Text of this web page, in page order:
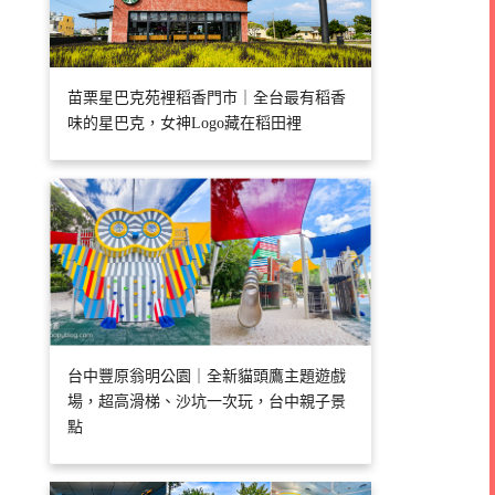
苗栗星巴克苑裡稻香門市｜全台最有稻香
味的星巴克，女神Logo藏在稻田裡
台中豐原翁明公園｜全新貓頭鷹主題遊戲
場，超高滑梯、沙坑一次玩，台中親子景
點